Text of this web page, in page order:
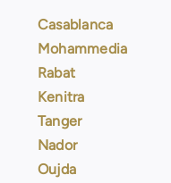
Casablanca
Mohammedia
Rabat
Kenitra
Tanger
Nador
Oujda